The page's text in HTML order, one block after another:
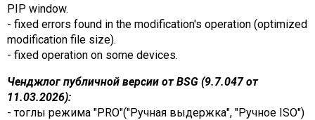
PIP window.
- fixed errors found in the modification's operation (optimized
modification file size).
- fixed operation on some devices.
Ченджлог публичной версии от BSG (9.7.047 от
11.03.2026):
- тоглы режима "PRO"("Ручная выдержка", "Ручное ISO")